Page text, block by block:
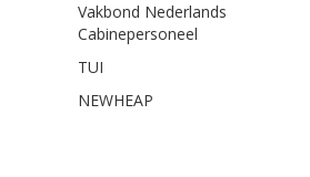
Vakbond Nederlands
Cabinepersoneel
TUI
NEWHEAP